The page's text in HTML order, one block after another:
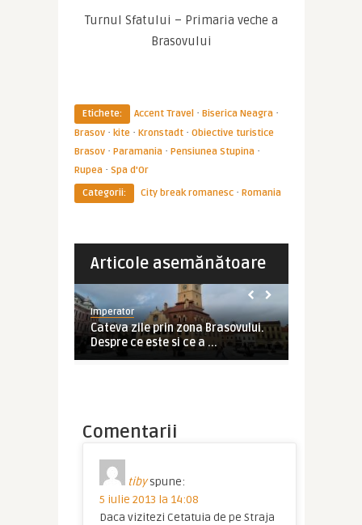
Turnul Sfatului – Primaria veche a
Brasovului
Etichete: Accent Travel· Biserica Neagra·
Brasov· kite· Kronstadt· Obiective turistice
Brasov· Paramania· Pensiunea Stupina·
Rupea· Spa d'Or
Categorii:
City break romanesc· Romania
Articole asemănătoare
ROMANIA
Imperator
Cateva zile prin zona Brasovului.
Despre ce este si ce a ...
Comentarii
tiby spune:
5 iulie 2013 la 14:08
Daca vizitezi Cetatuia de pe Straja